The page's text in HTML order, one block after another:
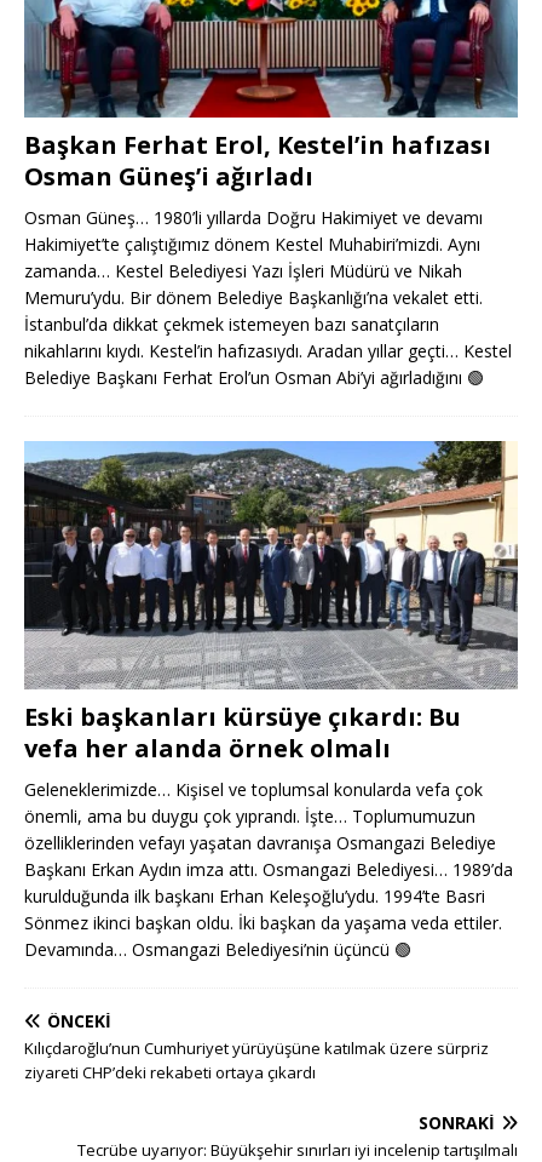
Başkan Ferhat Erol, Kestel’in hafızası
Osman Güneş’i ağırladı
Osman Güneş… 1980’li yıllarda Doğru Hakimiyet ve devamı
Hakimiyet’te çalıştığımız dönem Kestel Muhabiri’mizdi. Aynı
zamanda… Kestel Belediyesi Yazı İşleri Müdürü ve Nikah
Memuru’ydu. Bir dönem Belediye Başkanlığı’na vekalet etti.
İstanbul’da dikkat çekmek istemeyen bazı sanatçıların
nikahlarını kıydı. Kestel’in hafızasıydı. Aradan yıllar geçti… Kestel
Belediye Başkanı Ferhat Erol’un Osman Abi’yi ağırladığını 🟢
Eski başkanları kürsüye çıkardı: Bu
vefa her alanda örnek olmalı
Geleneklerimizde… Kişisel ve toplumsal konularda vefa çok
önemli, ama bu duygu çok yıprandı. İşte… Toplumumuzun
özelliklerinden vefayı yaşatan davranışa Osmangazi Belediye
Başkanı Erkan Aydın imza attı. Osmangazi Belediyesi… 1989’da
kurulduğunda ilk başkanı Erhan Keleşoğlu’ydu. 1994’te Basri
Sönmez ikinci başkan oldu. İki başkan da yaşama veda ettiler.
Devamında… Osmangazi Belediyesi’nin üçüncü 🟢
ÖNCEKI
Kılıçdaroğlu’nun Cumhuriyet yürüyüşüne katılmak üzere sürpriz
ziyareti CHP’deki rekabeti ortaya çıkardı
SONRAKI
Tecrübe uyarıyor: Büyükşehir sınırları iyi incelenip tartışılmalı